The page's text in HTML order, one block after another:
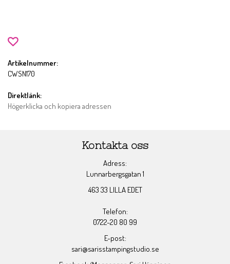
Artikelnummer:
CWSN170
Direktlänk:
Högerklicka och kopiera adressen
Kontakta oss
Adress:
Lunnarbergsgatan 1
463 33 LILLA EDET
Telefon:
0722-20 80 99
E-post:
sari@sarisstampingstudio.se